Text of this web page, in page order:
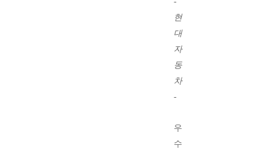
현
대
자
동
차
-
우
수